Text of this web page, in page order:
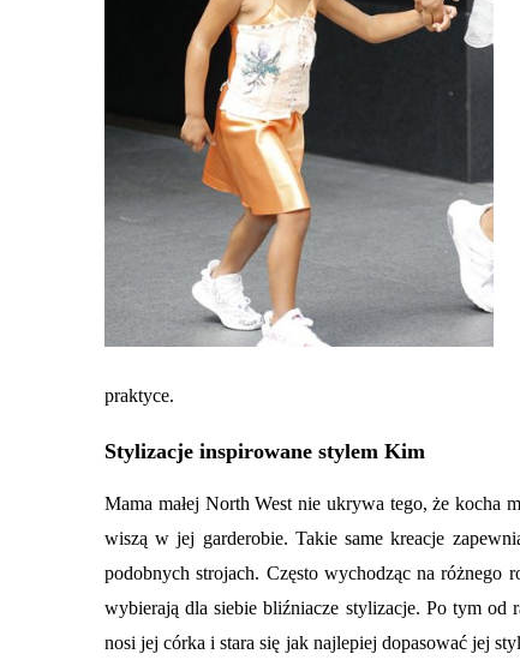
praktyce.
Stylizacje inspirowane stylem Kim
Mama małej North West nie ukrywa tego, że kocha
wiszą w jej garderobie. Takie same kreacje
podobnych strojach. Często wychodząc na różnego
wybierają dla siebie bliźniacze stylizacje. Po tym
nosi jej córka i stara się jak najlepiej dopasować jej